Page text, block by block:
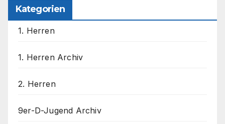
Kategorien
1. Herren
1. Herren Archiv
2. Herren
9er-D-Jugend Archiv